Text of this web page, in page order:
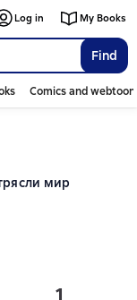
Find
Log in My Books
Comics and
мир
1